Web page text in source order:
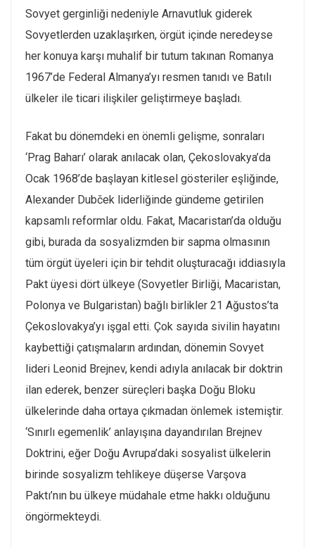
Sovyet gerginliği nedeniyle Arnavutluk giderek
Sovyetlerden uzaklaşırken, örgüt içinde neredeyse
her konuya karşı muhalif bir tutum takınan Romanya
1967’de Federal Almanya’yı resmen tanıdı ve Batılı
ülkeler ile ticari ilişkiler geliştirmeye başladı.
Fakat bu dönemdeki en önemli gelişme, sonraları
‘Prag Baharı’ olarak anılacak olan, Çekoslovakya’da
Ocak 1968’de başlayan kitlesel gösteriler eşliğinde,
Alexander Dubček liderliğinde gündeme getirilen
kapsamlı reformlar oldu. Fakat, Macaristan’da olduğu
gibi, burada da sosyalizmden bir sapma olmasının
tüm örgüt üyeleri için bir tehdit oluşturacağı iddiasıyla
Pakt üyesi dört ülkeye (Sovyetler Birliği, Macaristan,
Polonya ve Bulgaristan) bağlı birlikler 21 Ağustos’ta
Çekoslovakya’yı işgal etti. Çok sayıda sivilin hayatını
kaybettiği çatışmaların ardından, dönemin Sovyet
lideri Leonid Brejnev, kendi adıyla anılacak bir doktrin
ilan ederek, benzer süreçleri başka Doğu Bloku
ülkelerinde daha ortaya çıkmadan önlemek istemiştir.
‘Sınırlı egemenlik’ anlayışına dayandırılan Brejnev
Doktrini, eğer Doğu Avrupa’daki sosyalist ülkelerin
birinde sosyalizm tehlikeye düşerse Varşova
Paktı’nın bu ülkeye müdahale etme hakkı olduğunu
öngörmekteydi.